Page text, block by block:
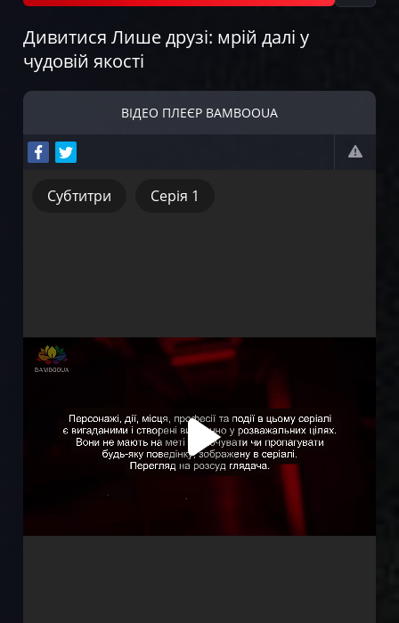
Дивитися Лише друзі: мрій далі у
чудовій якості
ВІДЕО ПЛЕЄР BAMBOOUA
Серія 1
Серія 5
Серія 7
Серія 8
Серія 9
Серія 10
Субтитри